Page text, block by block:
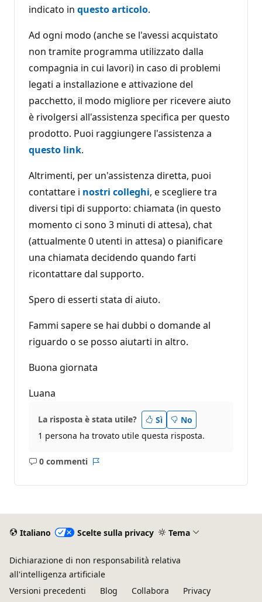
indicato in questo articolo.
Ad ogni modo (anche se l'avessi acquistato
non tramite programma utilizzato dalla
compagnia in cui lavori) in caso di problemi
legati a installazione e attivazione del
pacchetto, il modo migliore per ricevere aiuto
è rivolgersi all'assistenza specifica per questo
prodotto. Puoi raggiungere l'assistenza a
questo link.
Altrimenti, per un'assistenza diretta, puoi
contattare i nostri colleghi, e scegliere tra
diversi tipi di supporto: chiamata (in questo
momento ci sono 3 minuti di attesa), chat
(attualmente 0 utenti in attesa) o pianificare
una chiamata decidendo quando farti
ricontattare dal supporto.
Spero di esserti stata di aiuto.
Fammi sapere se hai dubbi o domande al
riguardo o se posso aiutarti in altro.
Buona giornata
Luana
La risposta è stata utile? Sì
No
1 persona ha trovato utile questa risposta.
0 commenti
Nessun
Italiano Scelte sulla privacy Tema
Dichiarazione di non responsabilità relativa
all'intelligenza artificiale
Versioni precedenti
Blog Collabora
Privacy